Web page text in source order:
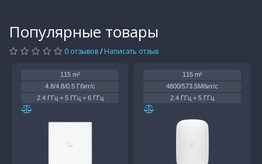
Популярные товары
0 отзывов/ Написать отзыв
115 m²
4.8/4.8/0.5 Гбит/с
2.4 ГГц + 5 ГГц + 6 ГГц
PoE+/PoE++
115 m²
4800/573.5Мбит/с
2.4 ГГц + 5 ГГц
Вход: 100-240 В ~ 0.3A 50/60
22/26 дБм